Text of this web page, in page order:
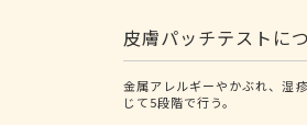
皮膚パッチテストに
金属アレルギーやかぶれ、湿
じて5段階で行う。